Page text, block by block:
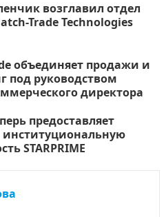
возглавил отдел
Trade Technologies
объединяет продажи и
под руководством
директора
предоставляет
STARPRIME